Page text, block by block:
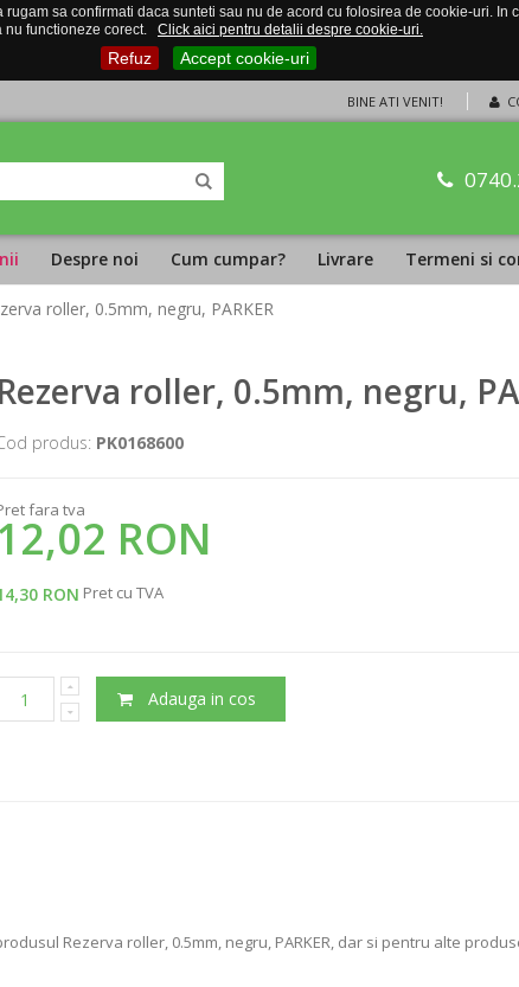
sa confirmati daca sunteti sau nu de acord cu folosirea de cookie-uri.
nu functioneze corect.
Click aici pentru detalii despre cookie-uri.
Refuz Accept cookie-uri
BINE ATI VENIT!
Despre noi Cum cumpar? Livrare Termeni si
roller, 0.5mm, negru, PARKER
Rezerva roller, 0.5mm, negru,
produs: PK0168600
fara tva
12,02 RON
RON Pret cu TVA
Adauga in cos
Rezerva roller, 0.5mm, negru, PARKER, dar si pentru alte